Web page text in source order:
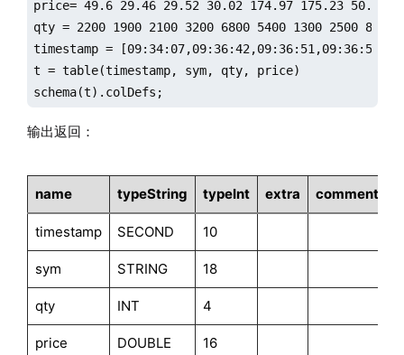
price= 49.6 29.46 29.52 30.02 174.97 175.23 50.76
qty = 2200 1900 2100 3200 6800 5400 1300 2500 8800
timestamp =
t = table(timestamp, sym, qty, price)
schema(t).colDefs;
输出返回：
name typeString typeInt extra comment
timestamp SECOND 10
sym STRING 18
qty INT 4
price DOUBLE 16